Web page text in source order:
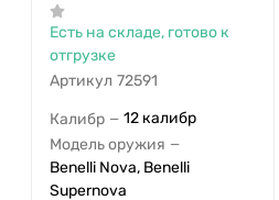
Есть на складе, готово к
отгрузке
Артикул 72591
Калибр — 12 калибр
Модель оружия —
Benelli Nova, Benelli
Supernova